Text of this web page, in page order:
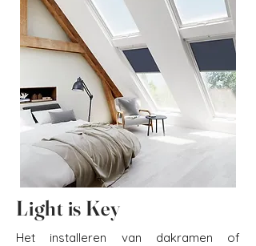
Light is Key
Het installeren van dakramen of